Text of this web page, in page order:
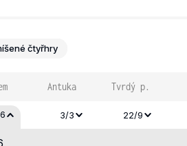
čtyřhry
Antuka Tvrdý p.
3/3 22/9